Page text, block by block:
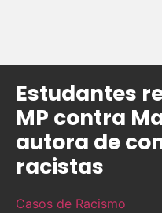
Estudantes
MP contra
autora de
racistas
Casos de Racismo